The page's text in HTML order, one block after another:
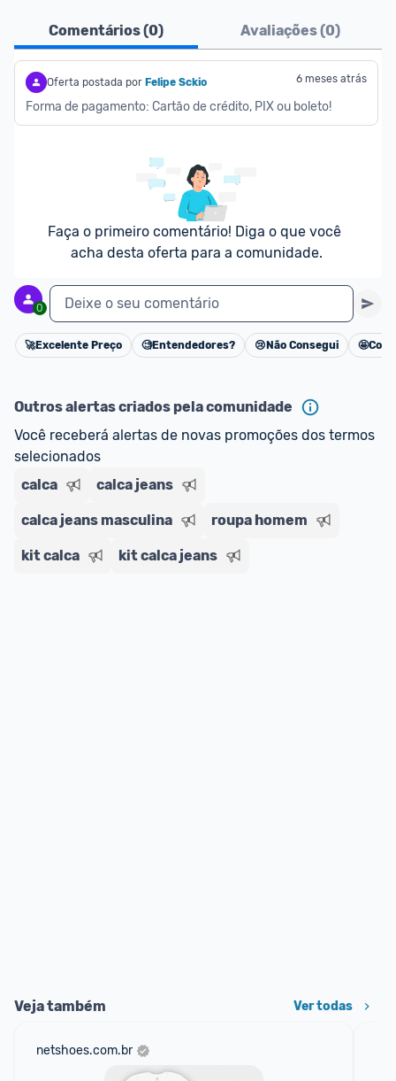
Comentários (0) Avaliações (0)
Oferta postada por Felipe Sckio 6 meses atrás
Forma de pagamento: Cartão de crédito, PIX ou boleto!
Faça o primeiro comentário! Diga o que você
acha desta oferta para a comunidade.
0 Deixe o seu comentário
Cancelar
🚀Excelente Preço 🧐Entendedores? 😢 Não Consegui 🤩
Outros alertas criados pela comunidade
Você receberá alertas de novas promoções dos termos
selecionados
calca
calca jeans
calca jeans masculina roupa homem
kit calca kit calca jeans
Veja também Ver todas
netshoes.com.br